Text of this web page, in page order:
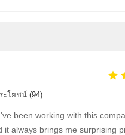
ติดต่อเรา ข่าว
พูดคุ
ะโยชน์ (94)
been working with this
it always brings me surprising